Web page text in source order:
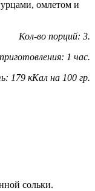
Кол-во порций: 3.
1 час.
179 кКал на 100 гр.
сольки.